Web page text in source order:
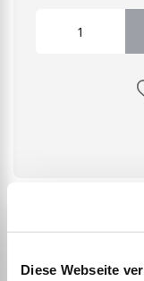
Diese Webseite
DETAILS